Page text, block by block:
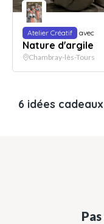
Atelier Créatif avec
Nature d'argile
Chambray-lès-Tours
6 idées